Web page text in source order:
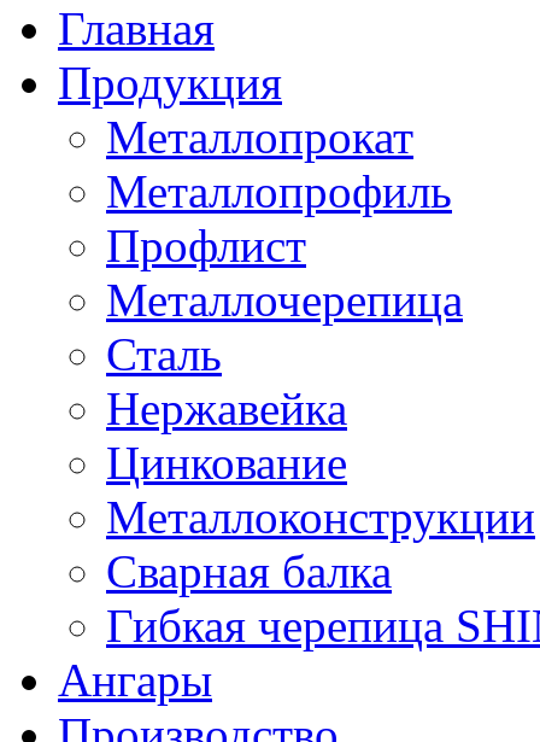
Главная
Продукция
Металлопрокат
Металлопрофиль
Профлист
Металлочерепица
Сталь
Нержавейка
Цинкование
Металлоконструкции
Сварная балка
Гибкая черепица
Ангары